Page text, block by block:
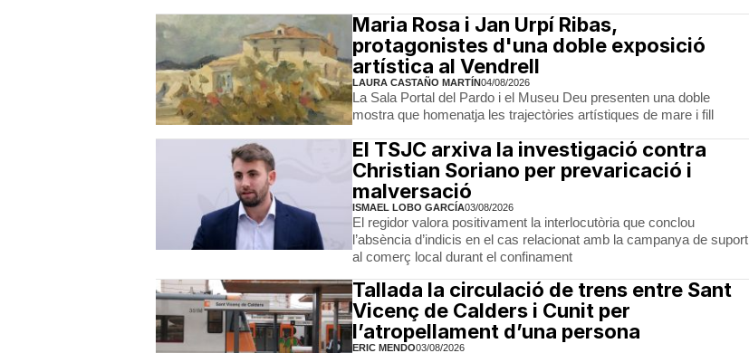
Maria Rosa i Jan Urpí Ribas,
protagonistes d'una doble exposició
artística al Vendrell
LAURA CASTAÑO MARTÍN04/08/2026
La Sala Portal del Pardo i el Museu Deu presenten una doble
mostra que homenatja les trajectòries artístiques de mare i fill
El TSJC arxiva la investigació contra
Christian Soriano per prevaricació i
malversació
ISMAEL LOBO GARCÍA03/08/2026
El regidor valora positivament la interlocutòria que conclou
l’absència d’indicis en el cas relacionat amb la campanya de suport
al comerç local durant el confinament
Tallada la circulació de trens entre Sant
Vicenç de Calders i Cunit per
l’atropellament d’una persona
ERIC MENDO03/08/2026